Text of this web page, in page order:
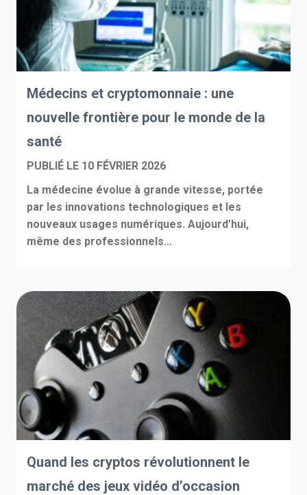
Médecins et cryptomonnaie : une
nouvelle frontière pour le monde de la
santé
PUBLIÉ LE 10 FÉVRIER 2026
La médecine évolue à grande vitesse, portée
par les innovations technologiques et les
nouveaux usages numériques. Aujourd’hui,
même des professionnels...
Quand les cryptos révolutionnent le
marché des jeux vidéo d’occasion